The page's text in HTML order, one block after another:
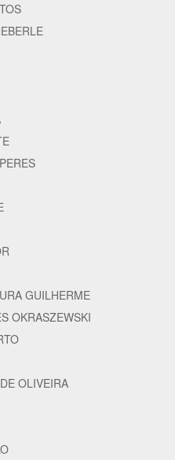
GUILHERME
OKRASZEWSKI
OLIVEIRA